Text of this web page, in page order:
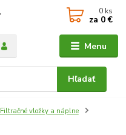
Menu
Hľadať
0 ks
za 0 €
Filtračné vložky a náplne